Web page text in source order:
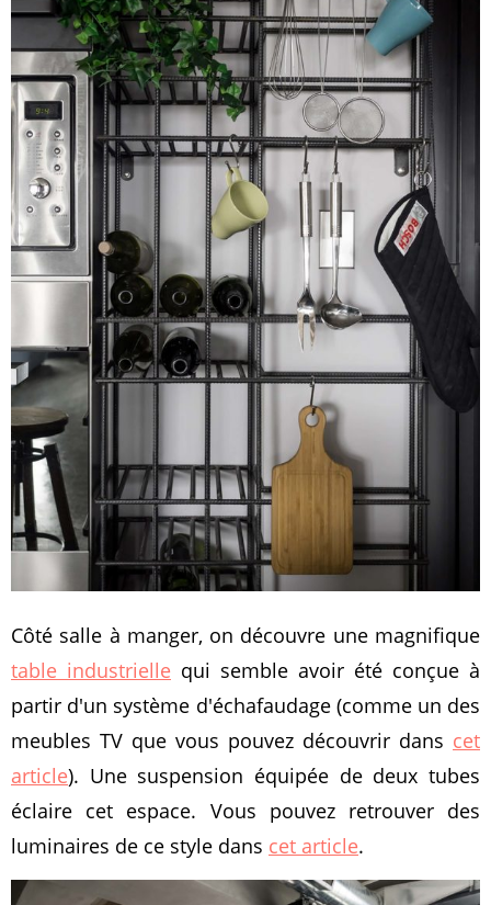
Côté salle à manger, on découvre une magnifique
table industrielle qui semble avoir été conçue à
partir d'un système d'échafaudage (comme un des
meubles TV que vous pouvez découvrir dans cet
article). Une suspension équipée de deux tubes
éclaire cet espace. Vous pouvez retrouver des
luminaires de ce style dans cet article.